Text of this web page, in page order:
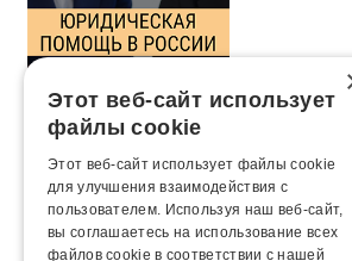
Этот веб-сайт использует
файлы cookie
Этот веб-сайт использует файлы cookie
для улучшения взаимодействия с
пользователем. Используя наш веб-сайт,
вы соглашаетесь на использование всех
файлов cookie в соответствии с нашей